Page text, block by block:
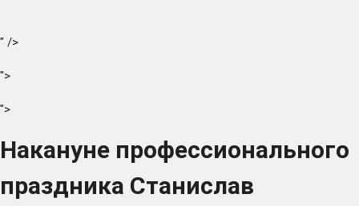
" />
">
">
Накануне профессионального
праздника Станислав